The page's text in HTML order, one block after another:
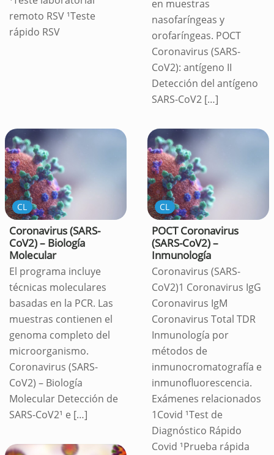
remoto RSV ¹Teste
rápido RSV
en muestras
nasofaríngeas y
orofaríngeas. POCT
Coronavirus (SARS-
CoV2): antígeno II
Detección del antígeno
SARS-CoV2[…]
CL
Coronavirus (SARS-
CoV2) – Biología
Molecular
El programa incluye
técnicas moleculares
basadas en la PCR. Las
muestras contienen el
genoma completo del
microorganismo.
Coronavirus (SARS-
CoV2) – Biología
Molecular Detección de
SARS-CoV2¹ e […]
CL
POCT Coronavirus
(SARS-CoV2) –
Inmunología
Coronavirus (SARS-
CoV2)1 Coronavirus IgG
Coronavirus IgM
Coronavirus Total TDR
Inmunología por
métodos de
inmunocromatografía e
inmunofluorescencia.
Exámenes relacionados
1Covid ¹Test de
Diagnóstico Rápido
Covid ¹Prueba rápida